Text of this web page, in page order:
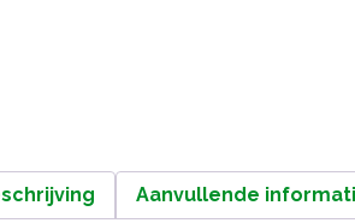
Aanvullende